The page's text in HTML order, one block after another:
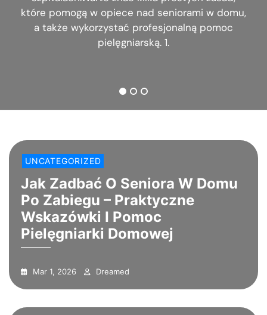
które pomogą w opiece nad seniorami w domu,
a także wykorzystać profesjonalną pomoc
pielęgniarską. 1.
– w domu lub w gabinecie – która pomoże Ci
zachować czystość rany, zmienić opatrunek i
jak poprawnie się przygotować, by wyniki były
wiarygodne,
1 2 3
UNCATEGORIZED
Jak Zadbać O Seniora W Domu
Po Zabiegu – Praktyczne
Wskazówki I Pomoc
Pielęgniarki Domowej
Mar 1, 2026 Dreamed